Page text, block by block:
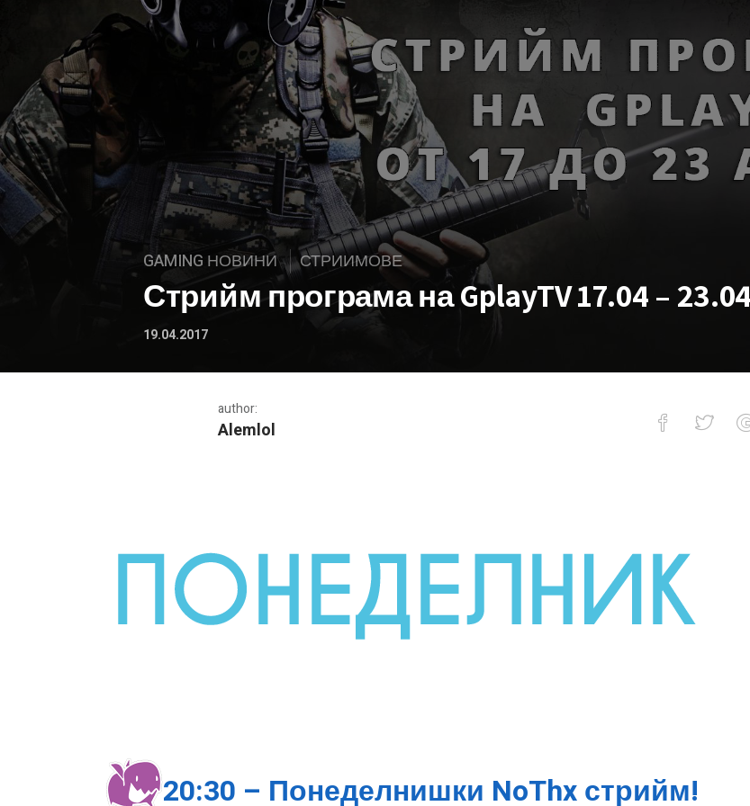
GAMING НОВИНИ СТРИИМОВЕ
Стрийм програма на GplayTV 17.04 – 23.04
19.04.2017
author:
Alemlol
20:30 – Понеделнишки NoThx стрийм!